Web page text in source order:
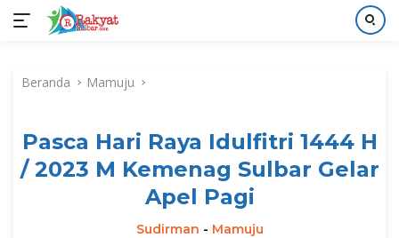
kontenBeranda Mamuju
Pasca Hari Raya Idulfitri 1444 H
/ 2023 M Kemenag Sulbar Gelar
Apel Pagi
Sudirman - Mamuju